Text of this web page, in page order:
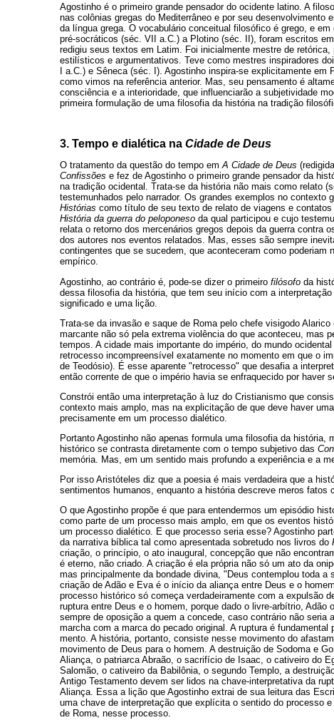
Agostinho é o primeiro grande pensador do ocidente latino. A
nas colônias gregas do Mediterrâneo e por seu
da língua grega. O vocabulário conceitual filosófico é grego, e
pré-socráticos (séc. VII a.C.) a Plotino (séc. II), foram escritos
redigiu seus textos em Latim. Foi inicialmente mestre de
estilísticos e argumentativos. Teve como mestres inspiradores
I a.C.) e Sêneca (séc. I). Agostinho inspira-se explicitamente
como vimos na referência anterior. Mas, seu pensamento é
consciência e a interioridade, que influenciarão a subjetividade
primeira formulação de uma filosofia da história na tradição
3. Tempo e dialética na Cidade de Deus
O tratamento da questão do tempo emA Cidade de Deus
Confissões e fez de Agostinho o primeiro grande pensador da
na tradição ocidental. Trata-se da história não mais como relato
testemunhados pelo narrador. Os grandes exemplos no contexto
Histórias como título de seu texto de relato de viagens e
História da guerra do peloponeso da qual participou e cujo
relata o retorno dos mercenários gregos depois da guerra contra
dos autores nos eventos relatados. Mas, esses são sempre
contingentes que se sucedem, que aconteceram como
empírico.
Agostinho, ao contrário é, pode-se dizer o primeiro filósofo da
dessa filosofia da história, que tem seu início com a
significado e uma lição.
Trata-se da invasão e saque de Roma pelo chefe visigodo
marcante não só pela extrema violência do que aconteceu, mas
tempos. A cidade mais importante do império, do mundo
retrocesso incompreensível exatamente no momento em que o
de Teodósio). É esse aparente "retrocesso" que desafia a
então corrente de que o império havia se enfraquecido por haver
Constrói então uma interpretação à luz do Cristianismo que
contexto mais amplo, mas na explicitação de que deve haver
precisamente em um processo dialético.
Portanto Agostinho não apenas formula uma filosofia da história,
histórico se contrasta diretamente com o tempo subjetivo das
memória. Mas, em um sentido mais profundo a experiência e a
Por isso Aristóteles diz que a poesia é mais verdadeira que a
sentimentos humanos, enquanto a história descreve meros fatos
O que Agostinho propõe é que para entendermos um episódio
como parte de um processo mais amplo, em que os eventos
um processo dialético. E que processo seria esse? Agostinho
da narrativa bíblica tal como apresentada sobretudo nos livros do
criação, o princípio, o ato inaugural, concepção que não
é eterno, não criado. A criação é ela própria não só um ato da
mas principalmente da bondade divina, "Deus contemplou toda a
criação de Adão e Eva é o início da aliança entre Deus e o
processo histórico só começa verdadeiramente com a expulsão
ruptura entre Deus e o homem, porque dado o livre-arbítrio,
sempre de oposição a quem a concede, caso contrário não
marcha com a marca do pecado original. A ruptura é
mento. A história, portanto, consiste nesse movimento do
movimento de Deus para o homem. A destruição de Sodoma e
Aliança, o patriarca Abraão, o sacrifício de Isaac, o cativeiro do
Salomão, o cativeiro da Babilônia, o segundo Templo, a
Antigo Testamento devem ser lidos na chave-interpretativa da
Aliança. Essa a lição que Agostinho extrai de sua leitura das
uma chave de interpretação que explícita o sentido do processo
de Roma, nesse processo.